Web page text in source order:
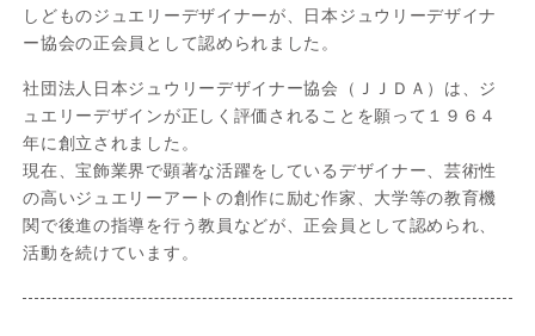
しどものジュエリーデザイナーが、日本ジュウリーデザイナ
ー協会の正会員として認められました。
社団法人日本ジュウリーデザイナー協会（ＪＪＤＡ）は、ジ
ュエリーデザインが正しく評価されることを願って１９６４
年に創立されました。
現在、宝飾業界で顕著な活躍をしているデザイナー、芸術性
の高いジュエリーアートの創作に励む作家、大学等の教育機
関で後進の指導を行う教員などが、正会員として認められ、
活動を続けています。